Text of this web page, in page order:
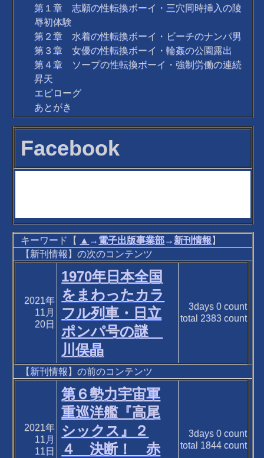
第１章 志願の性転換ボーイ・三穴同時挿入の陵
辱初体験
第２章 水着の性転換ボーイ・ビーチのナンパ男
第３章 女優の性転換ボーイ・輪姦の公園露出
第４章 ソープの性転換ボーイ・強制労働の連続
昇天
エピローグ
あとがき
Facebook
キーワード【 ▲ → 電子出版事業部→ 新刊情報】
【新刊情報】の次のコンテンツ
2021年
11月
20日
1970年日本全国
をまわったカラ
フル列車・日立
ポンパ号の謎
川俣晶
3days 0count
total 2383count
【新刊情報】の前のコンテンツ
2021年
11月
11日
第６勢力宇宙軍
重巡洋艦『高尾
シックス』２
４ 決断！ 赤
3days 0count
total 1844count